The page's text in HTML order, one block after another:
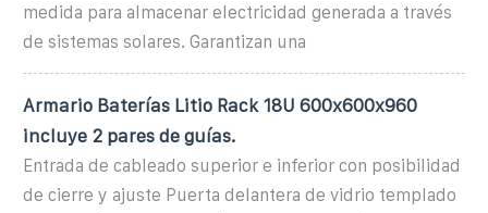
medida para almacenar electricidad generada a través
de sistemas solares. Garantizan una
Armario Baterías Litio Rack 18U 600x600x960
incluye 2 pares de guías.
Entrada de cableado superior e inferior con posibilidad
de cierre y ajuste Puerta delantera de vidrio templado